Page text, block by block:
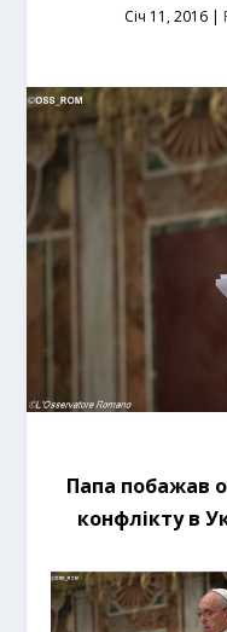
Січ 11, 2016|
Папа побажав
конфлікту в